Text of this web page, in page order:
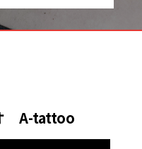
A-tattoo